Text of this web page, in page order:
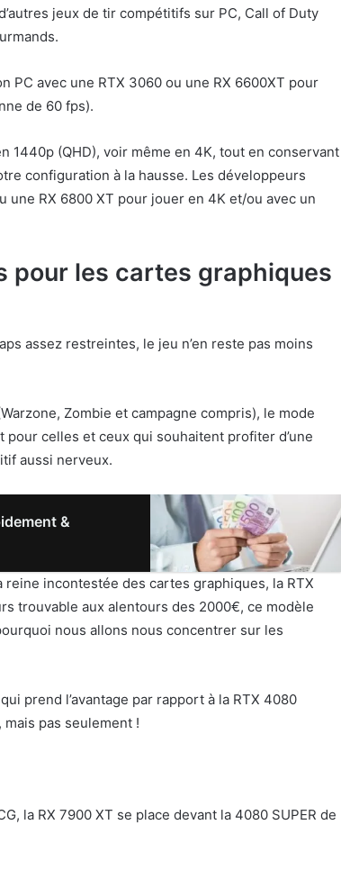
jeux de tir compétitifs sur PC, Call of Duty
PC avec une RTX 3060 ou une RX 6600XT pour
de 60 fps).
1440p (QHD), voir même en 4K, tout en conservant
configuration à la hausse. Les développeurs
une RX 6800 XT pour jouer en 4K et/ou avec un
pour les cartes graphiques
assez restreintes, le jeu n’en reste pas moins
Zombie et campagne compris), le mode
celles et ceux qui souhaitent profiter d’une
aussi nerveux.
&
incontestée des cartes graphiques, la RTX
trouvable aux alentours des 2000€, ce modèle
nous allons nous concentrer sur les
prend l’avantage par rapport à la RTX 4080
mais pas seulement !
la RX 7900 XT se place devant la 4080 SUPER de